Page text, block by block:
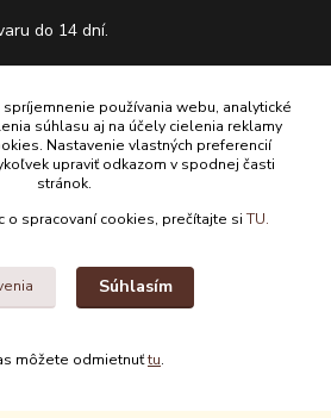
do 14 dní.
spríjemnenie používania webu, analytické
súhlasu aj na účely cielenia reklamy
Nastavenie vlastných preferencií
upraviť odkazom v spodnej časti
stránok.
o spracovaní cookies, prečítajte siTU.
Súhlasím
môžete odmietnuťtu.